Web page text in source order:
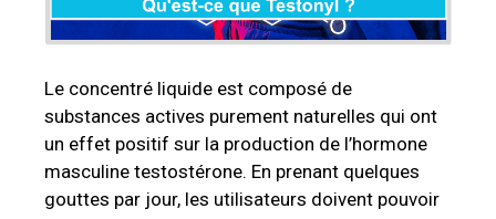
Le concentré liquide est composé de
substances actives purement naturelles qui ont
un effet positif sur la production de l’hormone
masculine testostérone. En prenant quelques
gouttes par jour, les utilisateurs doivent pouvoir